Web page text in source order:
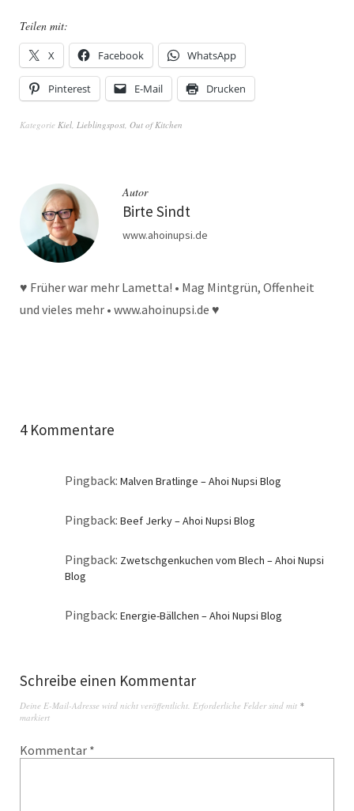
Teilen mit:
X Facebook WhatsApp
Pinterest E-Mail Drucken
Kategorie Kiel, Lieblingspost, Out of Kitchen
Autor
Birte Sindt
www.ahoinupsi.de
♥ Früher war mehr Lametta! • Mag Mintgrün, Offenheit
und vieles mehr • www.ahoinupsi.de ♥
4 Kommentare
Pingback: Malven Bratlinge – Ahoi Nupsi Blog
Pingback: Beef Jerky – Ahoi Nupsi Blog
Pingback: Zwetschgenkuchen vom Blech – Ahoi Nupsi
Blog
Pingback: Energie-Bällchen – Ahoi Nupsi Blog
Schreibe einen Kommentar
Deine E-Mail-Adresse wird nicht veröffentlicht. Erforderliche Felder sind mit *
markiert
Kommentar *